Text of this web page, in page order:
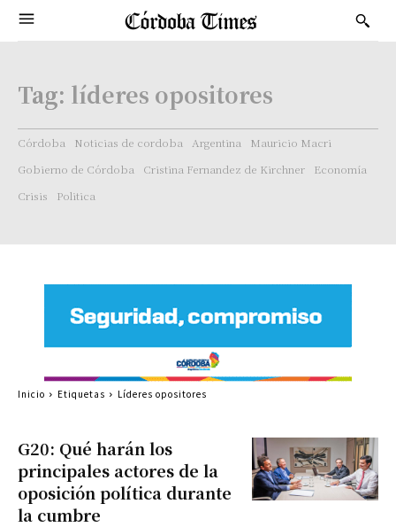
Tag: líderes opositores
Córdoba Noticias de cordoba Argentina
Mauricio Macri
Gobierno de Córdoba
Cristina Fernandez de Kirchner
Economía
Crisis
Politica
G20: Qué harán los
principales actores de la
oposición política durante
la cumbre
Inicio Etiquetas Líderes opositores